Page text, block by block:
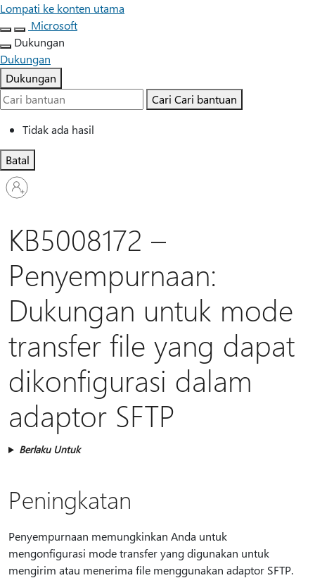
Lompati ke konten utama
Microsoft
Dukungan
Dukungan
Dukungan
Cari Cari bantuan
Tidak ada hasil
Batal
Masuk
ke
KB5008172 –
Penyempurnaan:
Dukungan untuk mode
transfer file yang dapat
dikonfigurasi dalam
adaptor SFTP
Berlaku Untuk
Peningkatan
Penyempurnaan memungkinkan Anda untuk
mengonfigurasi mode transfer yang digunakan untuk
mengirim atau menerima file menggunakan adaptor SFTP.